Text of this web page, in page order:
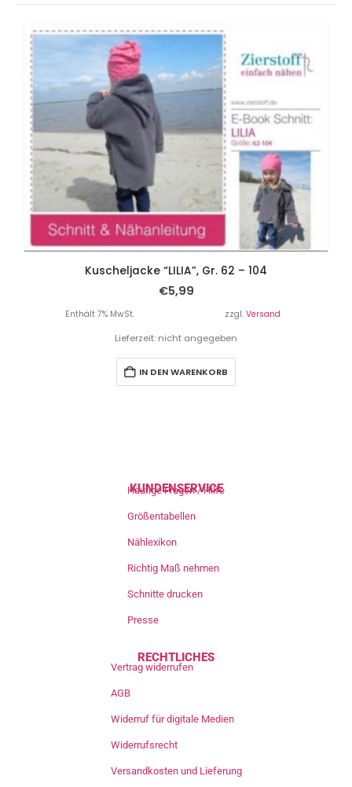
Kuscheljacke “LILIA”, Gr. 62 – 104
€5,99
Enthält 7% MwSt. zzgl. Versand
Lieferzeit: nicht angegeben
IN DEN WARENKORB
KUNDENSERVICE
Häufige Fragen / Hilfe
Größentabellen
Nählexikon
Richtig Maß nehmen
Schnitte drucken
Presse
RECHTLICHES
Vertrag widerrufen
AGB
Widerruf für digitale Medien
Widerrufsrecht
Versandkosten und Lieferung